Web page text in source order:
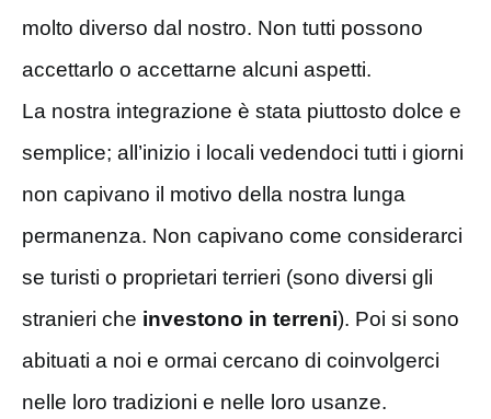
molto diverso dal nostro. Non tutti possono
accettarlo o accettarne alcuni aspetti.
La nostra integrazione è stata piuttosto dolce e
semplice; all’inizio i locali vedendoci tutti i giorni
non capivano il motivo della nostra lunga
permanenza. Non capivano come considerarci
se turisti o proprietari terrieri (sono diversi gli
stranieri che investono in terreni). Poi si sono
abituati a noi e ormai cercano di coinvolgerci
nelle loro tradizioni e nelle loro usanze.